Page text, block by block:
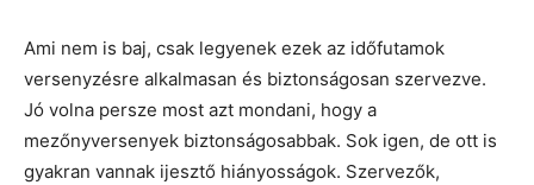
Ami nem is baj, csak legyenek ezek az időfutamok
versenyzésre alkalmasan és biztonságosan szervezve.
Jó volna persze most azt mondani, hogy a
mezőnyversenyek biztonságosabbak. Sok igen, de ott is
gyakran vannak ijesztő hiányosságok. Szervezők,